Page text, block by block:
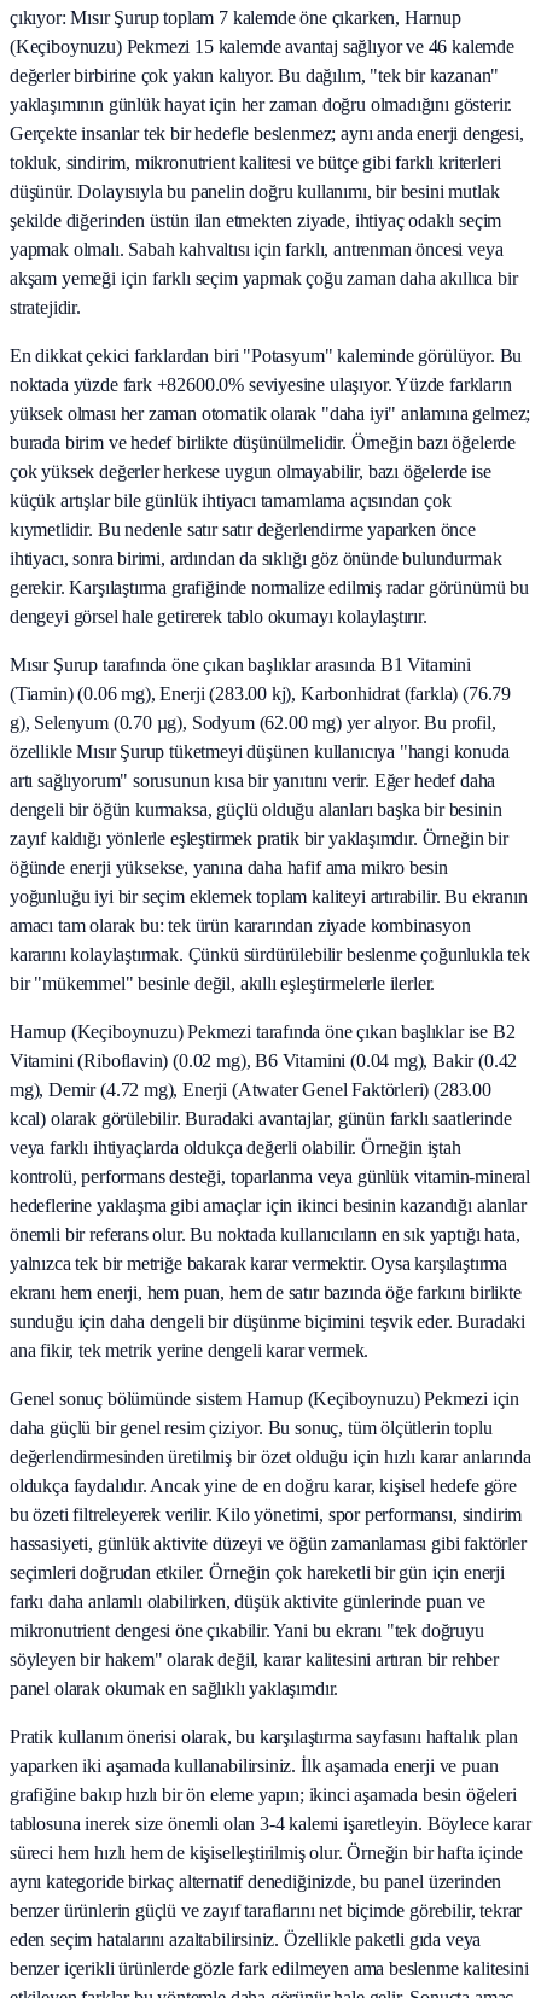
çıkıyor: Mısır Şurup toplam 7 kalemde öne çıkarken, Harnup
(Keçiboynuzu) Pekmezi 15 kalemde avantaj sağlıyor ve 46 kalemde
değerler birbirine çok yakın kalıyor. Bu dağılım, "tek bir kazanan"
yaklaşımının günlük hayat için her zaman doğru olmadığını gösterir.
Gerçekte insanlar tek bir hedefle beslenmez; aynı anda enerji dengesi,
tokluk, sindirim, mikronutrient kalitesi ve bütçe gibi farklı kriterleri
düşünür. Dolayısıyla bu panelin doğru kullanımı, bir besini mutlak
şekilde diğerinden üstün ilan etmekten ziyade, ihtiyaç odaklı seçim
yapmak olmalı. Sabah kahvaltısı için farklı, antrenman öncesi veya
akşam yemeği için farklı seçim yapmak çoğu zaman daha akıllıca bir
stratejidir.
En dikkat çekici farklardan biri "Potasyum" kaleminde görülüyor. Bu
noktada yüzde fark +82600.0% seviyesine ulaşıyor. Yüzde farkların
yüksek olması her zaman otomatik olarak "daha iyi" anlamına gelmez;
burada birim ve hedef birlikte düşünülmelidir. Örneğin bazı öğelerde
çok yüksek değerler herkese uygun olmayabilir, bazı öğelerde ise
küçük artışlar bile günlük ihtiyacı tamamlama açısından çok
kıymetlidir. Bu nedenle satır satır değerlendirme yaparken önce
ihtiyacı, sonra birimi, ardından da sıklığı göz önünde bulundurmak
gerekir. Karşılaştırma grafiğinde normalize edilmiş radar görünümü bu
dengeyi görsel hale getirerek tablo okumayı kolaylaştırır.
Mısır Şurup tarafında öne çıkan başlıklar arasında B1 Vitamini
(Tiamin) (0.06 mg), Enerji (283.00 kj), Karbonhidrat (farkla) (76.79
g), Selenyum (0.70 µg), Sodyum (62.00 mg) yer alıyor. Bu profil,
özellikle Mısır Şurup tüketmeyi düşünen kullanıcıya "hangi konuda
artı sağlıyorum" sorusunun kısa bir yanıtını verir. Eğer hedef daha
dengeli bir öğün kurmaksa, güçlü olduğu alanları başka bir besinin
zayıf kaldığı yönlerle eşleştirmek pratik bir yaklaşımdır. Örneğin bir
öğünde enerji yüksekse, yanına daha hafif ama mikro besin
yoğunluğu iyi bir seçim eklemek toplam kaliteyi artırabilir. Bu ekranın
amacı tam olarak bu: tek ürün kararından ziyade kombinasyon
kararını kolaylaştırmak. Çünkü sürdürülebilir beslenme çoğunlukla tek
bir "mükemmel" besinle değil, akıllı eşleştirmelerle ilerler.
Harnup (Keçiboynuzu) Pekmezi tarafında öne çıkan başlıklar ise B2
Vitamini (Riboflavin) (0.02 mg), B6 Vitamini (0.04 mg), Bakir (0.42
mg), Demir (4.72 mg), Enerji (Atwater Genel Faktörleri) (283.00
kcal) olarak görülebilir. Buradaki avantajlar, günün farklı saatlerinde
veya farklı ihtiyaçlarda oldukça değerli olabilir. Örneğin iştah
kontrolü, performans desteği, toparlanma veya günlük vitamin-mineral
hedeflerine yaklaşma gibi amaçlar için ikinci besinin kazandığı alanlar
önemli bir referans olur. Bu noktada kullanıcıların en sık yaptığı hata,
yalnızca tek bir metriğe bakarak karar vermektir. Oysa karşılaştırma
ekranı hem enerji, hem puan, hem de satır bazında öğe farkını birlikte
sunduğu için daha dengeli bir düşünme biçimini teşvik eder. Buradaki
ana fikir, tek metrik yerine dengeli karar vermek.
Genel sonuç bölümünde sistem Harnup (Keçiboynuzu) Pekmezi için
daha güçlü bir genel resim çiziyor. Bu sonuç, tüm ölçütlerin toplu
değerlendirmesinden üretilmiş bir özet olduğu için hızlı karar anlarında
oldukça faydalıdır. Ancak yine de en doğru karar, kişisel hedefe göre
bu özeti filtreleyerek verilir. Kilo yönetimi, spor performansı, sindirim
hassasiyeti, günlük aktivite düzeyi ve öğün zamanlaması gibi faktörler
seçimleri doğrudan etkiler. Örneğin çok hareketli bir gün için enerji
farkı daha anlamlı olabilirken, düşük aktivite günlerinde puan ve
mikronutrient dengesi öne çıkabilir. Yani bu ekranı "tek doğruyu
söyleyen bir hakem" olarak değil, karar kalitesini artıran bir rehber
panel olarak okumak en sağlıklı yaklaşımdır.
Pratik kullanım önerisi olarak, bu karşılaştırma sayfasını haftalık plan
yaparken iki aşamada kullanabilirsiniz. İlk aşamada enerji ve puan
grafiğine bakıp hızlı bir ön eleme yapın; ikinci aşamada besin öğeleri
tablosuna inerek size önemli olan 3-4 kalemi işaretleyin. Böylece karar
süreci hem hızlı hem de kişiselleştirilmiş olur. Örneğin bir hafta içinde
aynı kategoride birkaç alternatif denediğinizde, bu panel üzerinden
benzer ürünlerin güçlü ve zayıf taraflarını net biçimde görebilir, tekrar
eden seçim hatalarını azaltabilirsiniz. Özellikle paketli gıda veya
benzer içerikli ürünlerde gözle fark edilmeyen ama beslenme kalitesini